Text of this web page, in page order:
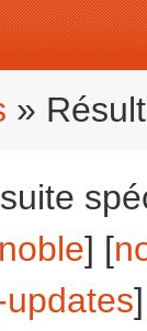
»
noble] [